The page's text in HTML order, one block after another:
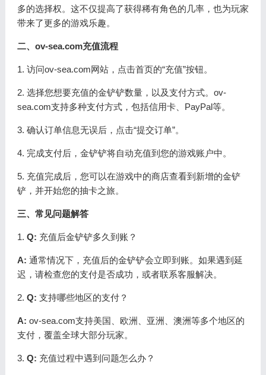
多的选择权。这不仅提高了获得稀有角色的几率，也为玩家
带来了更多的游戏乐趣。
二、ov-sea.com充值流程
1. 访问ov-sea.com网站，点击首页的“充值”按钮。
2. 选择您想要充值的金铲铲数量，以及支付方式。ov-
sea.com支持多种支付方式，包括信用卡、PayPal等。
3. 确认订单信息无误后，点击“提交订单”。
4. 完成支付后，金铲铲将自动充值到您的游戏账户中。
5. 充值完成后，您可以在游戏中的商店查看到新增的金铲
铲，并开始您的抽卡之旅。
三、常见问题解答
1. Q: 充值后金铲铲多久到账？
A: 通常情况下，充值后的金铲铲会立即到账。如果遇到延
迟，请检查您的支付是否成功，或者联系客服解决。
2. Q: 支持哪些地区的支付？
A: ov-sea.com支持美国、欧洲、亚洲、澳洲等多个地区的
支付，覆盖全球大部分玩家。
3. Q: 充值过程中遇到问题怎么办？